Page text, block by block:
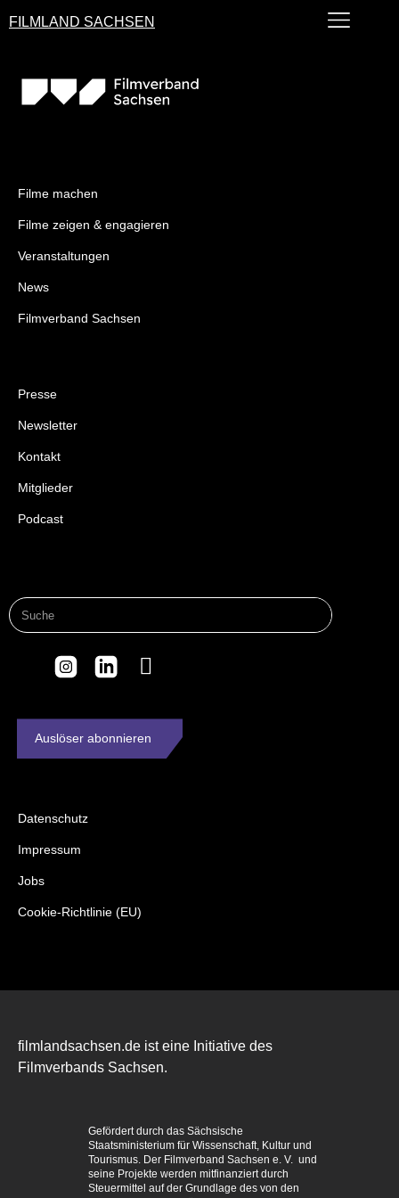
FILMLAND SACHSEN
Filme machen
Filme zeigen & engagieren
Veranstaltungen
News
Filmverband Sachsen
Presse
Newsletter
Kontakt
Mitglieder
Podcast
Auslöser abonnieren
Datenschutz
Impressum
Jobs
Cookie-Richtlinie (EU)
filmlandsachsen.de ist eine Initiative des
Filmverbands Sachsen.
Gefördert durch das Sächsische
Staatsministerium für Wissenschaft, Kultur und
Tourismus. Der Filmverband Sachsen e. V. und
seine Projekte werden mitfinanziert durch
Steuermittel auf der Grundlage des von den